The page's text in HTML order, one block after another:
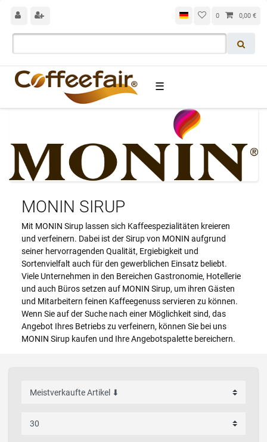
0 0,00 €
☰
MONIN SIRUP
Mit MONIN Sirup lassen sich Kaffeespezialitäten kreieren
und verfeinern. Dabei ist der Sirup von MONIN aufgrund
seiner hervorragenden Qualität, Ergiebigkeit und
Sortenvielfalt auch für den gewerblichen Einsatz beliebt.
Viele Unternehmen in den Bereichen Gastronomie, Hotellerie
und auch Büros setzen auf MONIN Sirup, um ihren Gästen
und Mitarbeitern feinen Kaffeegenuss servieren zu können.
Wenn Sie auf der Suche nach einer Möglichkeit sind, das
Angebot Ihres Betriebs zu verfeinern, können Sie bei uns
MONIN Sirup kaufen und Ihre Angebotspalette bereichern.